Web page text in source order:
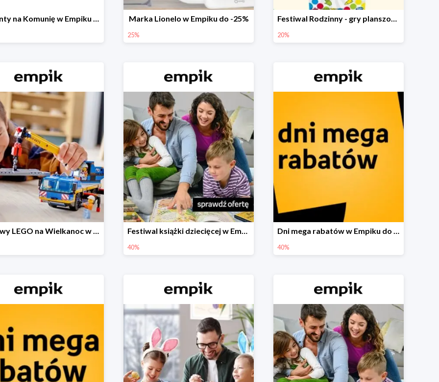
Prezenty na Komunię w Empiku do -50% Marka Lionelo w Empiku do -25%
25%
Festiwal Rodzinny - gry planszowe w Empiku do -20%
20%
Zestawy LEGO na Wielkanoc w Empiku do -30% Festiwal książki dziecięcej w Empiku do -40%
40%
Dni mega rabatów w Empiku do -40%
40%